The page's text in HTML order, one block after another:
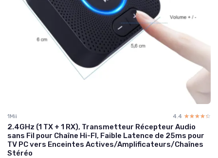
1Mii 4.4 ☆☆☆☆☆
★★★★★
2.4GHz (1 TX + 1 RX), Transmetteur Récepteur Audio
sans Fil pour Chaîne Hi-FI, Faible Latence de 25ms pour
TV PC vers Enceintes Actives/Amplificateurs/Chaînes
Stéréo